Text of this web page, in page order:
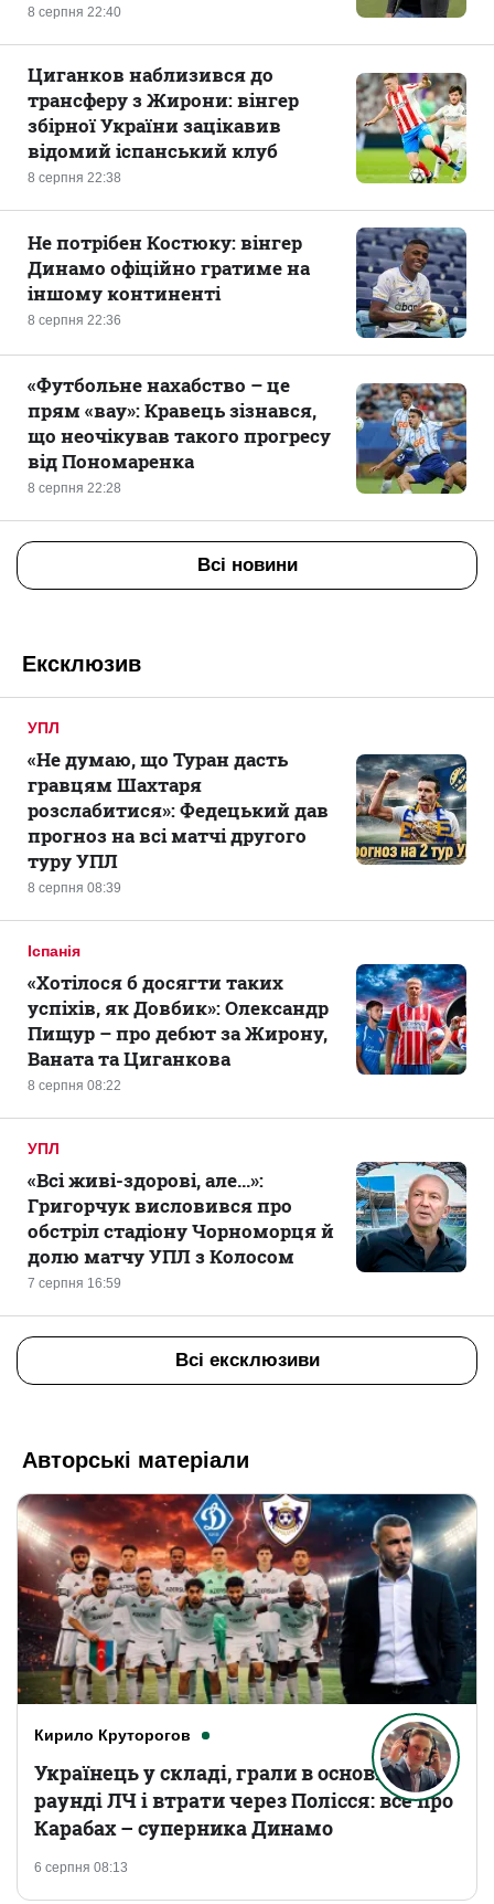
8 серпня 22:40
8 серпня 22:38
Циганков наблизився до
трансферу з Жирони: вінгер
збірної України зацікавив
відомий іспанський клуб
8 серпня 22:36
Не потрібен Костюку: вінгер
Динамо офіційно гратиме на
іншому континенті
8 серпня 22:28
«Футбольне нахабство – це
прям «вау»: Кравець зізнався,
що неочікував такого прогресу
від Пономаренка
Всі новини
Ексклюзив
УПЛ
8 серпня 08:39
«Не думаю, що Туран дасть
гравцям Шахтаря
розслабитися»: Федецький дав
прогноз на всі матчі другого
туру УПЛ
Іспанія
8 серпня 08:22
«Хотілося б досягти таких
успіхів, як Довбик»: Олександр
Пищур – про дебют за Жирону,
Ваната та Циганкова
УПЛ
7 серпня 16:59
«Всі живі-здорові, але...»:
Григорчук висловився про
обстріл стадіону Чорноморця й
долю матчу УПЛ з Колосом
Всі ексклюзиви
Авторські матеріали
Кирило Круторогов
6 серпня 08:13
Українець у складі, грали в основному
раунді ЛЧ і втрати через Полісся: все про
Карабах – суперника Динамо